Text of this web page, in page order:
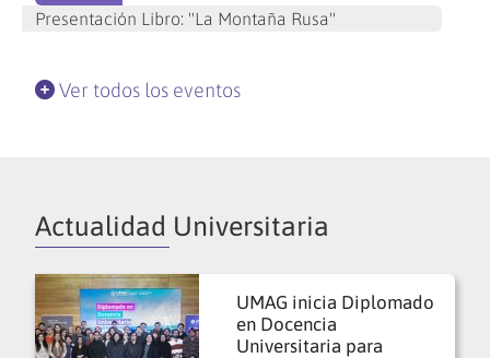
Presentación Libro: "La Montaña Rusa"
Ver todos los eventos
Actualidad Universitaria
UMAG inicia Diplomado
en Docencia
Universitaria para